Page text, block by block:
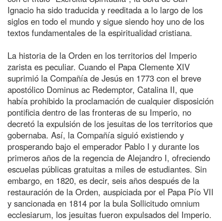
Ignacio ha sido traducida y reeditada a lo largo de los
siglos en todo el mundo y sigue siendo hoy uno de los
textos fundamentales de la espiritualidad cristiana.
La historia de la Orden en los territorios del Imperio
zarista es peculiar. Cuando el Papa Clemente XIV
suprimió la Compañía de Jesús en 1773 con el breve
apostólico Dominus ac Redemptor, Catalina II, que
había prohibido la proclamación de cualquier disposición
pontificia dentro de las fronteras de su Imperio, no
decretó la expulsión de los jesuitas de los territorios que
gobernaba. Así, la Compañía siguió existiendo y
prosperando bajo el emperador Pablo I y durante los
primeros años de la regencia de Alejandro I, ofreciendo
escuelas públicas gratuitas a miles de estudiantes. Sin
embargo, en 1820, es decir, seis años después de la
restauración de la Orden, auspiciada por el Papa Pío VII
y sancionada en 1814 por la bula Sollicitudo omnium
ecclesiarum, los jesuitas fueron expulsados del Imperio.